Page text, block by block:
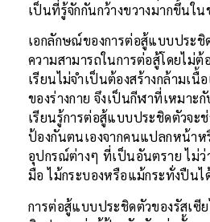
เป็นที่รู้จักกันกว้างขวางมากขึ้นใ
เอกลักษณ์ของการต่อสู้แบบประชิ
ความสามารถในการต่อสู้โดยไม่ต้
เรียนไม่จำเป็นต้องสร้างกล้ามเนื้
ของร่างกาย จึงเป็นกีฬาที่เหมาะ
เรียนรู้การต่อสู้แบบประชิดตัวจะ
ป้องกันตนเองจากคนแปลกหน้าห
อุปกรณ์ต่างๆ ที่เป็นอันตราย ไม่ว่
มือ ไม้กระบองหรือแม้กระทั่งปืนไ
การต่อสู้แบบประชิดตัวของรัสเซี